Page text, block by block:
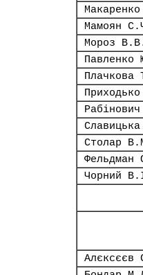
Мамоян
Мороз
Павленко
Плачкова
Столар
Фельдман
Чорний
Алєксєєв